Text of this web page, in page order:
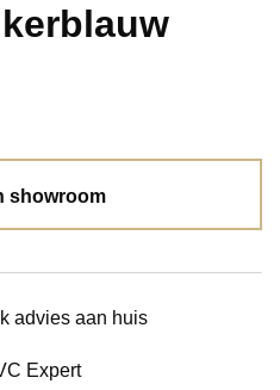
showroom
advies aan huis
Expert